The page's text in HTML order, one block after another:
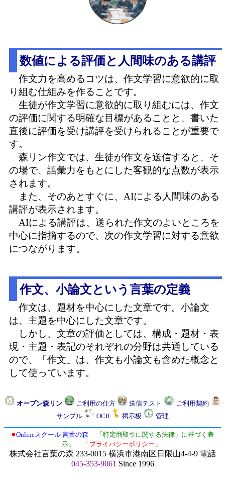
数値による評価と人間味のある講評
作文力を高めるコツは、作文学習に意欲的に取
り組む仕組みを作ることです。
生徒が作文学習に意欲的に取り組むには、作文
の評価に関する明確な目標があることと、書いた
直後に評価を受け講評を受けられることが重要で
す。
森リン作文では、生徒が作文を送信すると、そ
の場で、語彙力をもとにした客観的な点数が表示
されます。
また、そのあとすぐに、AIによる人間味のある
講評が表示されます。
AIによる講評は、送られた作文のよいところを
中心に指摘するので、次の作文学習に対する意欲
につながります。
作文、小論文という言葉の定義
作文は、題材を中心にした文章です。小論文
は、主題を中心にした文章です。
しかし、文章の評価としては、構成・題材・表
現・主題・表記のそれぞれの分野は共通している
ので、「作文」は、作文も小論文も含めた概念と
して使っています。
オープン森リン ご利用の仕方 送信テスト
ご利用契約
サンプル
OCR 掲示板 管理
●Onlineスクール 言葉の森
「特定商取引に関する法律」に基づく表
示」
「プライバシーポリシー」
株式会社言葉の森 233-0015 横浜市港南区日限山4-4-9 電話
045-353-9061 Since 1996